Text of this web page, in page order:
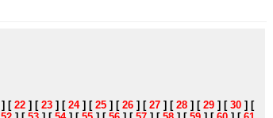
] [ 22 ] [ 23 ] [ 24] [ 25 ] [ 26 ] [ 27 ] [ 28 ] [ 29 ] [ 30 ] [